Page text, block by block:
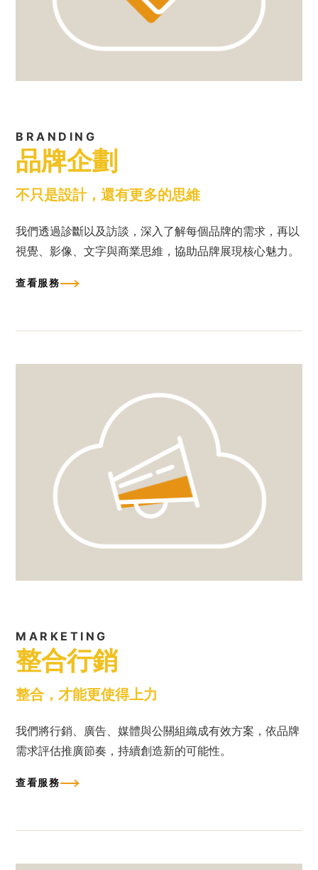
BRANDING
品牌企劃
不只是設計，還有更多的思維
我們透過診斷以及訪談，深入了解每個品牌的需求，再以
視覺、影像、文字與商業思維，協助品牌展現核心魅力。
查看服務
MARKETING
整合行銷
整合，才能更使得上力
我們將行銷、廣告、媒體與公關組織成有效方案，依品牌
需求評估推廣節奏，持續創造新的可能性。
查看服務